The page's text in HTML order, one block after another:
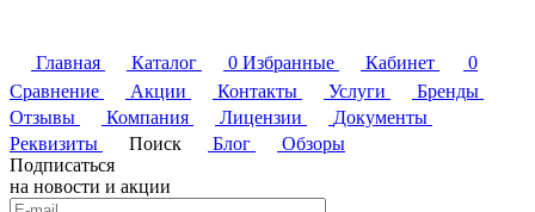
Главная Каталог 0 Избранные Кабинет
0
Сравнение
Акции Контакты Услуги
Бренды
Отзывы
Компания Лицензии
Документы
Реквизиты
Поиск Блог
Обзоры
Подписаться
на новости и акции